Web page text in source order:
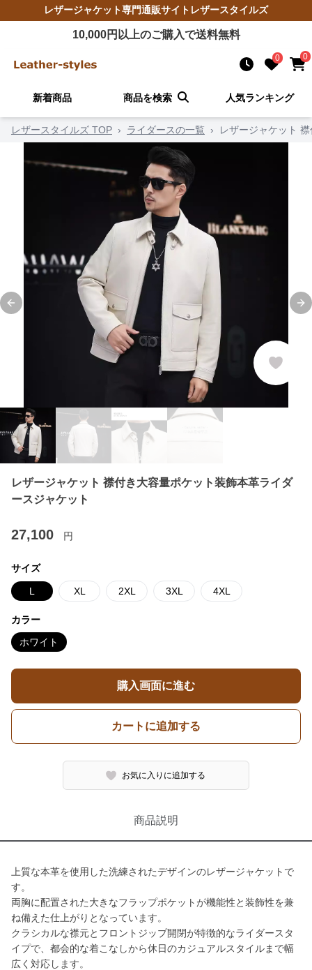
レザージャケット専門通販サイト レザースタイルズ
10,000円以上のご購入で送料無料
0 0
新着商品 商品を検索 人気ランキング
レザースタイルズ TOP › ライダースの一覧 › レザージャケット
Previous slide
レザージャケット 襟付き大容量ポケット装飾本革ライダ
ースジャケット
27,100 円
サイズ
L XL 2XL 3XL 4XL
カラー
ホワイト
購入画面に進む
カートに追加する
お気に入りに追加する
商品説明
上質な本革を使用した洗練されたデザインのレザージャケットで
す。
両胸に配置された大きなフラップポケットが機能性と装飾性を兼
ね備えた仕上がりとなっています。
クラシカルな襟元とフロントジップ開閉が特徴的なライダースタ
イプで、都会的な着こなしから休日のカジュアルスタイルまで幅
広く対応します。